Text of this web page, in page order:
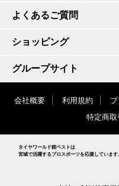
よくあるご質問
ショッピング
グループサイト
会社概要 利用規約
特定商
タイヤワールド館ベストは
宮城で活躍するプロスポーツを応援しています